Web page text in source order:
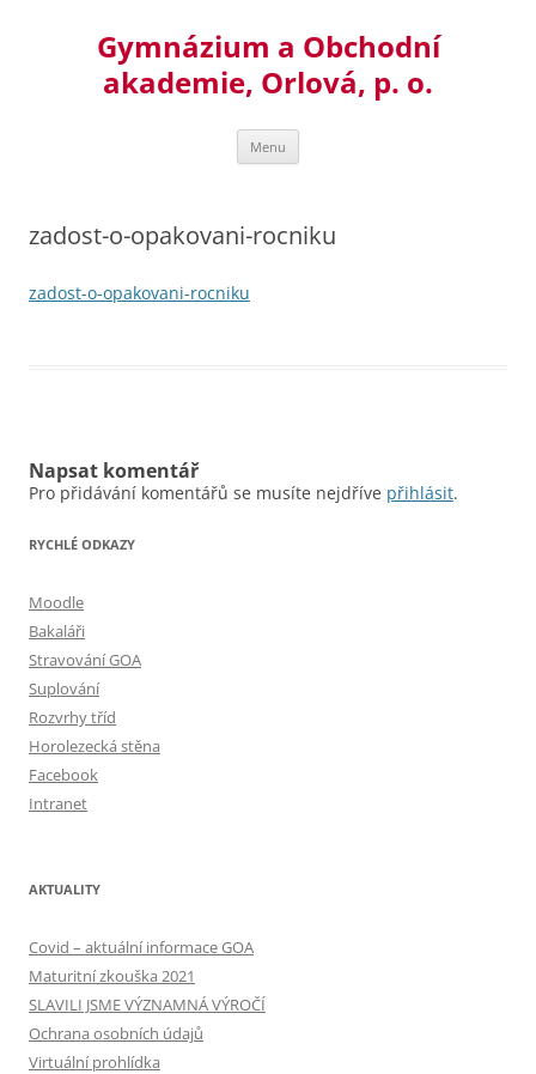
Gymnázium a Obchodní
akademie, Orlová, p. o.
Menu
zadost-o-opakovani-rocniku
zadost-o-opakovani-rocniku
Napsat komentář
Pro přidávání komentářů se musíte nejdříve přihlásit.
RYCHLÉ ODKAZY
Moodle
Bakaláři
Stravování GOA
Suplování
Rozvrhy tříd
Horolezecká stěna
Facebook
Intranet
AKTUALITY
Covid – aktuální informace GOA
Maturitní zkouška 2021
SLAVILI JSME VÝZNAMNÁ VÝROČÍ
Ochrana osobních údajů
Virtuální prohlídka